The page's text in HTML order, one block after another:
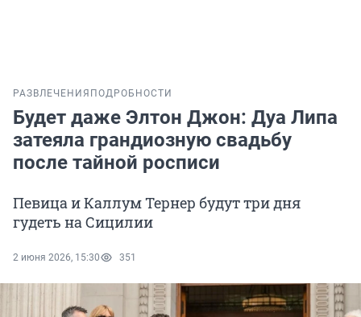
РАЗВЛЕЧЕНИЯ ПОДРОБНОСТИ
Будет даже Элтон Джон: Дуа Липа
затеяла грандиозную свадьбу
после тайной росписи
Певица и Каллум Тернер будут три дня
гудеть на Сицилии
2 июня 2026, 15:30 351